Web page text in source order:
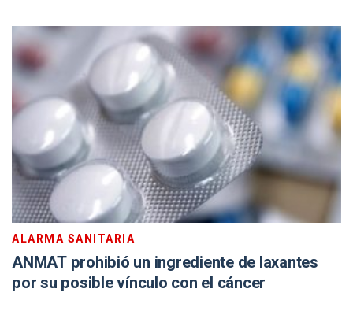
ALARMA SANITARIA
ANMAT prohibió un ingrediente de laxantes
por su posible vínculo con el cáncer